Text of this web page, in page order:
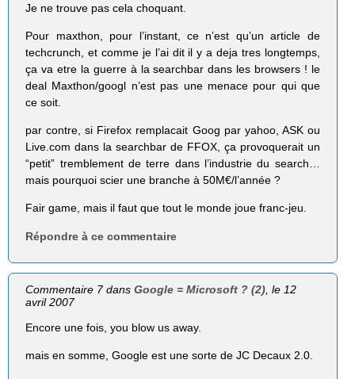
Je ne trouve pas cela choquant.
Pour maxthon, pour l’instant, ce n’est qu’un article de
techcrunch, et comme je l’ai dit il y a deja tres longtemps,
ça va etre la guerre à la searchbar dans les browsers ! le
deal Maxthon/googl n’est pas une menace pour qui que
ce soit.
par contre, si Firefox remplacait Goog par yahoo, ASK ou
Live.com dans la searchbar de FFOX, ça provoquerait un
“petit” tremblement de terre dans l’industrie du search…
mais pourquoi scier une branche à 50M€/l’année ?
Fair game, mais il faut que tout le monde joue franc-jeu.
Répondre à ce commentaire
Commentaire 7 dansGoogle = Microsoft ? (2) , le 12
avril 2007
Encore une fois, you blow us away.
mais en somme, Google est une sorte de JC Decaux 2.0.